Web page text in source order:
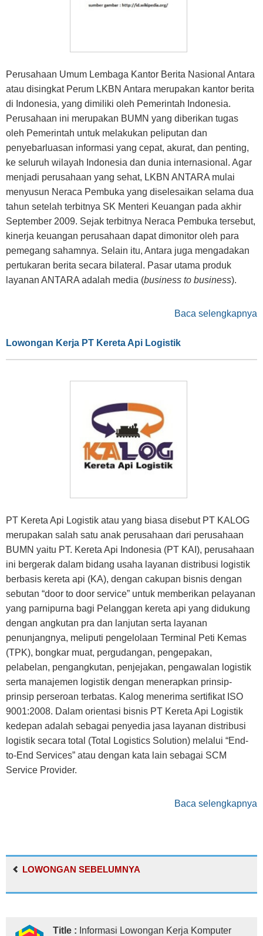
Perusahaan Umum Lembaga Kantor Berita Nasional Antara
atau disingkat Perum LKBN Antara merupakan kantor berita
di Indonesia, yang dimiliki oleh Pemerintah Indonesia.
Perusahaan ini merupakan BUMN yang diberikan tugas
oleh Pemerintah untuk melakukan peliputan dan
penyebarluasan informasi yang cepat, akurat, dan penting,
ke seluruh wilayah Indonesia dan dunia internasional. Agar
menjadi perusahaan yang sehat, LKBN ANTARA mulai
menyusun Neraca Pembuka yang diselesaikan selama dua
tahun setelah terbitnya SK Menteri Keuangan pada akhir
September 2009. Sejak terbitnya Neraca Pembuka tersebut,
kinerja keuangan perusahaan dapat dimonitor oleh para
pemegang sahamnya. Selain itu, Antara juga mengadakan
pertukaran berita secara bilateral. Pasar utama produk
layanan ANTARA adalah media (business to business).
Baca selengkapnya
Lowongan Kerja PT Kereta Api Logistik
PT Kereta Api Logistik atau yang biasa disebut PT KALOG
merupakan salah satu anak perusahaan dari perusahaan
BUMN yaitu PT. Kereta Api Indonesia (PT KAI), perusahaan
ini bergerak dalam bidang usaha layanan distribusi logistik
berbasis kereta api (KA), dengan cakupan bisnis dengan
sebutan “door to door service” untuk memberikan pelayanan
yang parnipurna bagi Pelanggan kereta api yang didukung
dengan angkutan pra dan lanjutan serta layanan
penunjangnya, meliputi pengelolaan Terminal Peti Kemas
(TPK), bongkar muat, pergudangan, pengepakan,
pelabelan, pengangkutan, penjejakan, pengawalan logistik
serta manajemen logistik dengan menerapkan prinsip-
prinsip perseroan terbatas. Kalog menerima sertifikat ISO
9001:2008. Dalam orientasi bisnis PT Kereta Api Logistik
kedepan adalah sebagai penyedia jasa layanan distribusi
logistik secara total (Total Logistics Solution) melalui “End-
to-End Services” atau dengan kata lain sebagai SCM
Service Provider.
Baca selengkapnya
LOWONGAN SEBELUMNYA
Title : Informasi Lowongan Kerja Komputer